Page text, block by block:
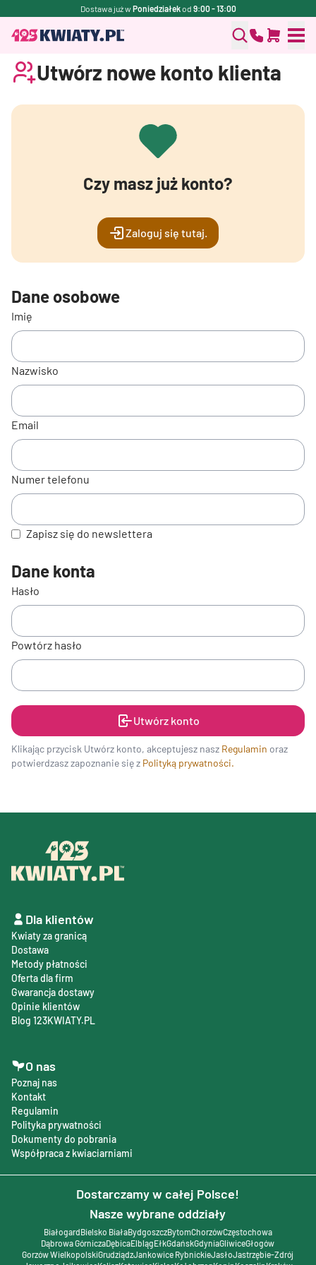
Dostawa już wPoniedziałekod 9:00 - 13:00
Utwórz nowe konto klienta
Czy masz już konto?
Zaloguj się tutaj.
Dane osobowe
Imię
Nazwisko
Email
Numer telefonu
Zapisz się do newslettera
Dane konta
Hasło
Powtórz hasło
Utwórz konto
Klikając przycisk Utwórz konto, akceptujesz nasz Regulamin oraz
potwierdzasz zapoznanie się z Polityką prywatności.
Dla klientów
Kwiaty za granicą
Dostawa
Metody płatności
Oferta dla firm
Gwarancja dostawy
Opinie klientów
Blog 123KWIATY.PL
O nas
Poznaj nas
Kontakt
Regulamin
Polityka prywatności
Dokumenty do pobrania
Współpraca z kwiaciarniami
Dostarczamy w całej Polsce!
Nasze wybrane oddziały
BiałogardBielsko BiałaBydgoszczBytomChorzówCzęstochowa
Dąbrowa GórniczaDębicaElblągEłkGdańskGdyniaGliwiceGłogów
Gorzów WielkopolskiGrudziądzJankowice RybnickieJasłoJastrzębie-Zdrój